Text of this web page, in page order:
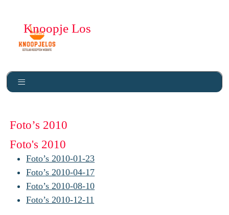
Knoopje Los
Foto’s 2010
Foto's 2010
Foto’s 2010-01-23
Foto’s 2010-04-17
Foto’s 2010-08-10
Foto’s 2010-12-11